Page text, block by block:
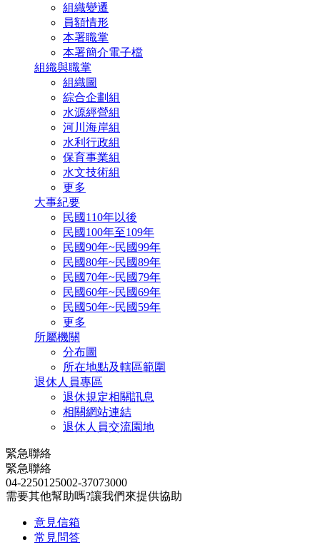
組織變遷
員額情形
本署職掌
本署簡介電子檔
組織與職掌
組織圖
綜合企劃組
水源經營組
河川海岸組
水利行政組
保育事業組
水文技術組
更多
大事紀要
民國110年以後
民國100年至109年
民國90年~民國99年
民國80年~民國89年
民國70年~民國79年
民國60年~民國69年
民國50年~民國59年
更多
所屬機關
分布圖
所在地點及轄區範圍
退休人員專區
退休規定相關訊息
相關網站連結
退休人員交流園地
緊急聯絡
緊急聯絡
04-2250125002-37073000
需要其他幫助嗎?讓我們來提供協助
意見信箱
常見問答